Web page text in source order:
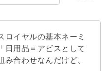
ロイヤルの基本ネーミ
日用品＝アビスとして
み合わせなんだけど、